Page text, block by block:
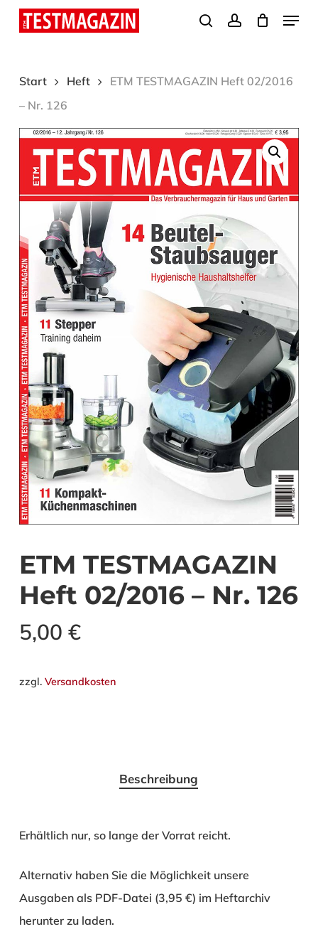
Skip
content
search
Menu
Start Heft
ETM TESTMAGAZIN Heft 02/2016
– Nr. 126
ETM TESTMAGAZIN
Heft 02/2016 – Nr. 126
5,00 €
zzgl. Versandkosten
Beschreibung
Erhältlich nur, so lange der Vorrat reicht.
Alternativ haben Sie die Möglichkeit unsere
Ausgaben als PDF-Datei (3,95 €) im Heftarchiv
herunter zu laden.